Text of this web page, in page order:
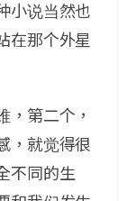
小说当然也
在那个外星
，第二个，
，就觉得很
不同的生